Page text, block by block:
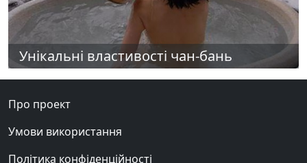
Унікальні властивості чан-бань
Про проект
Умови використання
Політика конфіденційності